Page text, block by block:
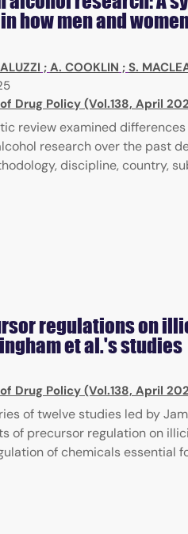
how men and
; A. COOKLIN ; S.
Drug Policy (Vol.138, April
review examined
research over the past
discipline, country,
regulations on
et al.'s studies
Drug Policy (Vol.138, April
of twelve studies led by
of precursor regulation on
of chemicals essential